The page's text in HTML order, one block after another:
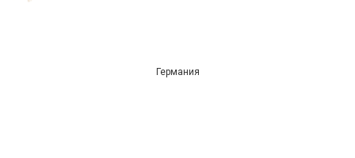
Германия